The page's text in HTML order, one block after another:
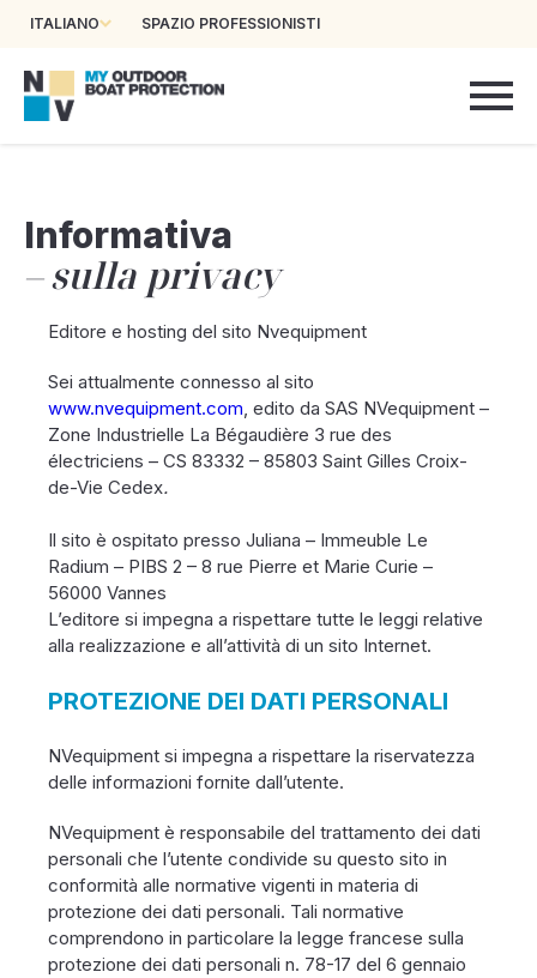
ITALIANO SPAZIO PROFESSIONISTI
Informativa
sulla privacy
Editore e hosting del sito Nvequipment
Sei attualmente connesso al sito
www.nvequipment.com, edito da SAS NVequipment –
Zone Industrielle La Bégaudière 3 rue des
électriciens – CS 83332 – 85803 Saint Gilles Croix-
de-Vie Cedex.
Il sito è ospitato presso Juliana – Immeuble Le
Radium – PIBS 2 – 8 rue Pierre et Marie Curie –
56000 Vannes
L’editore si impegna a rispettare tutte le leggi relative
alla realizzazione e all’attività di un sito Internet.
PROTEZIONE DEI DATI PERSONALI
NVequipment si impegna a rispettare la riservatezza
delle informazioni fornite dall’utente.
NVequipment è responsabile del trattamento dei dati
personali che l’utente condivide su questo sito in
conformità alle normative vigenti in materia di
protezione dei dati personali. Tali normative
comprendono in particolare la legge francese sulla
protezione dei dati personali n. 78-17 del 6 gennaio